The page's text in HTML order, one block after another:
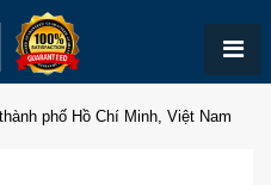
phố Hồ Chí Minh, Việt Nam